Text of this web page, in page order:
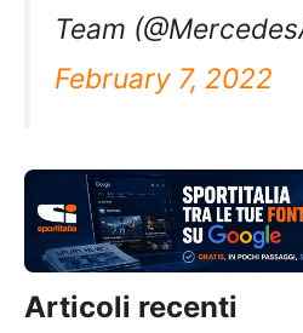
Team
February 7, 2022
Articoli recenti